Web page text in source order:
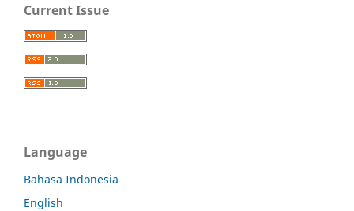
Current Issue
Language
Bahasa Indonesia
English